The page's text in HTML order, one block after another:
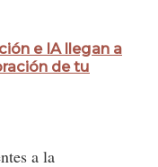
e IA llegan a
de tu
a la